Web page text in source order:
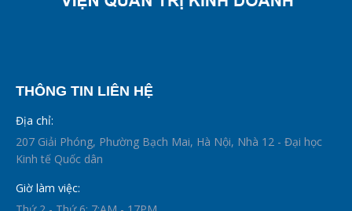
THÔNG TIN LIÊN HỆ
Địa chỉ:
207 Giải Phóng, Phường Bạch Mai, Hà Nội, Nhà 12 - Đại học
Kinh tế Quốc dân
Giờ làm việc: